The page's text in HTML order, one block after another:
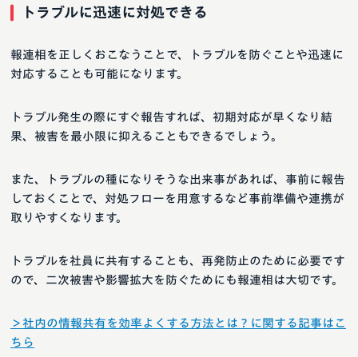
トラブルに迅速に対処できる
報連相を正しくおこなうことで、トラブルを防ぐことや迅速に
対応することも可能になります。
トラブル発生の際にすぐ報告すれば、初期対応が早くなり結
果、被害を最小限に抑えることもできるでしょう。
また、トラブルの種になりそうな出来事があれば、事前に報告
しておくことで、対処フローを用意するなど事前準備や連携が
取りやすくなります。
トラブルを社員に共有することも、再発防止のために必要です
ので、二次被害や影響拡大を防ぐためにも報連相は大切です。
＞社内の情報共有を効率よくする方法とは？に関する記事はこ
ちら